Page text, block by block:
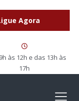
às 12h e das 13h às
17h